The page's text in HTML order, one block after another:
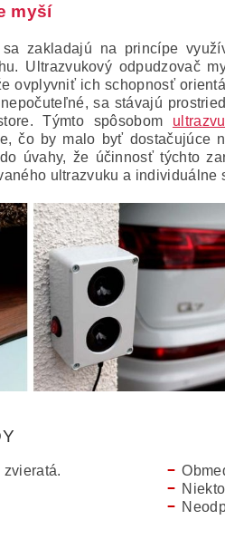
myší
zakladajú na princípe
Ultrazvukový odpudzovač
ovplyvniť ich schopnosť
sa stávajú
Týmto spôsobom
čo by malo byť dostačujúce
úvahy, že účinnosť týchto
ultrazvuku a individuálne